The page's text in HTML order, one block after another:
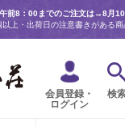
前8：00までのご注文は→8月
以上・出荷日の注意書きがある商
会員登録・
ログイン
検